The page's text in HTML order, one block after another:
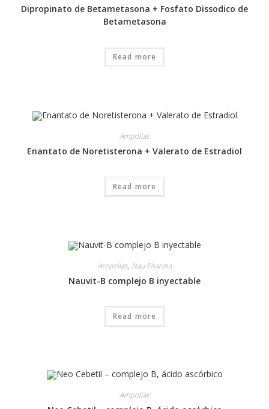
Dipropinato de Betametasona + Fosfato Dissodico de
Betametasona
Read more
Ampollas
Enantato de Noretisterona + Valerato de Estradiol
Read more
Ampollas, Nau Pharma
Nauvit-B complejo B inyectable
Read more
Ampollas